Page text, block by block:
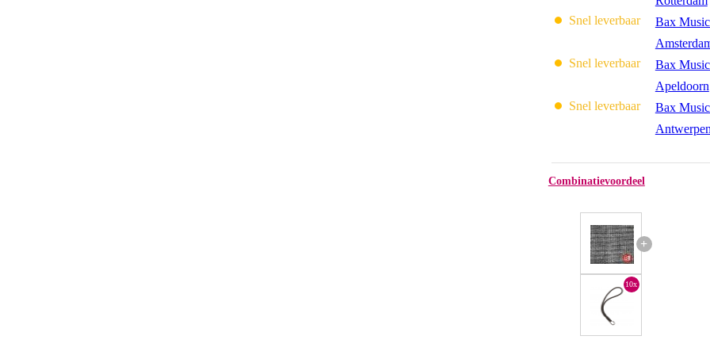
Snel leverbaar
Bax
Snel leverbaar
Bax
Apeldoorn
Snel leverbaar
Bax
Combinatievoordeel
+
10x